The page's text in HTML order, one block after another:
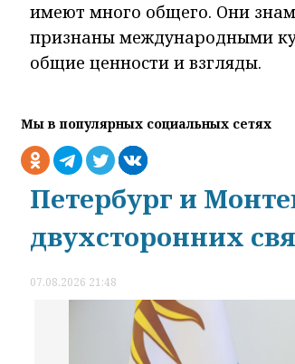
имеют много общего. Они
признаны международными
общие ценности и взгляды.
Мы в популярных социальных сетях
Петербург и
двухсторонних
07.08.2026 21:48